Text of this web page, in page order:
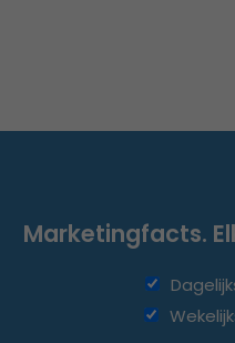
Marketingfacts.